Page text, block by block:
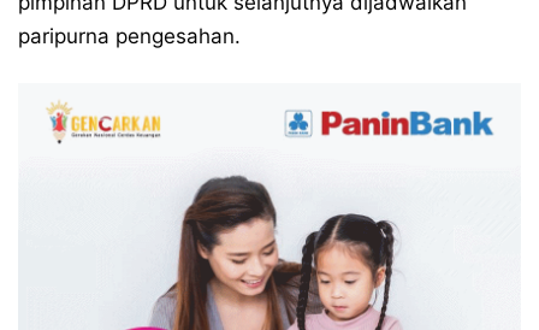
paripurna pengesahan.